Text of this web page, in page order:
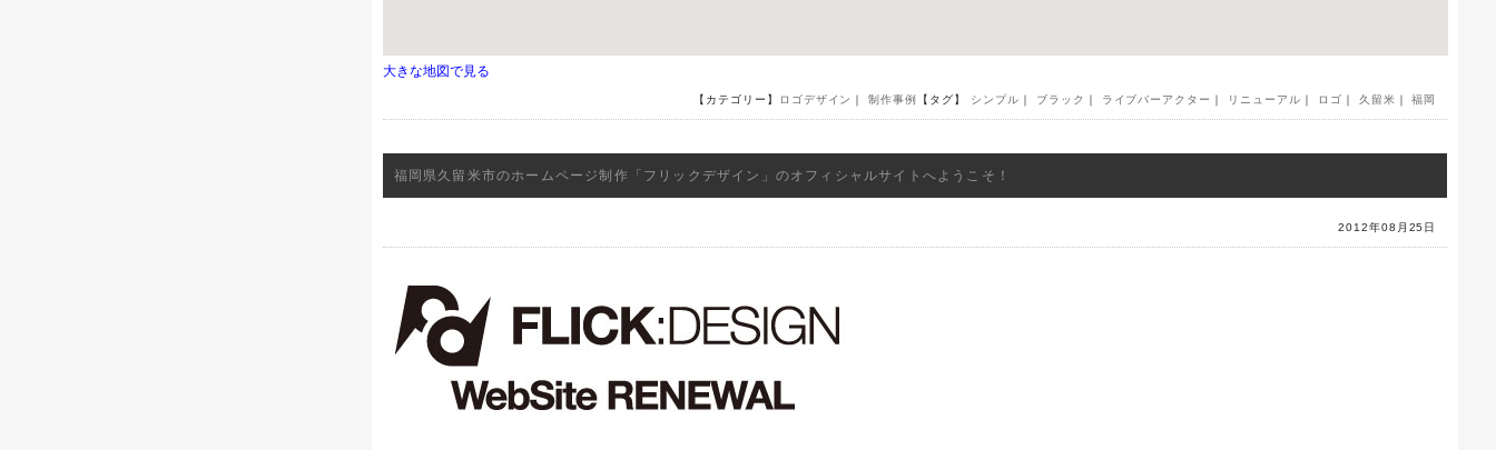
大きな地図で見る
【カテゴリー】 ロゴデザイン ｜制作事例 【タグ】 シンプル ｜ ブラック ｜ ライブバーアクター ｜ リニューアル ｜ ロゴ ｜ 久留米 ｜福岡
福岡県久留米市のホームページ制作「フリックデザイン」のオフィシャルサイトへようこそ！
2012年08月25日